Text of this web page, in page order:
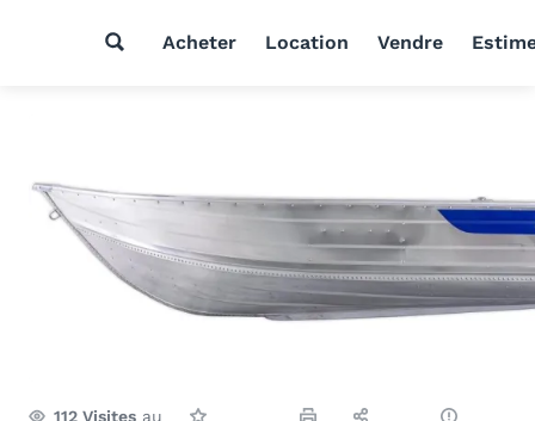
Acheter Location Vendre
112 Visites au